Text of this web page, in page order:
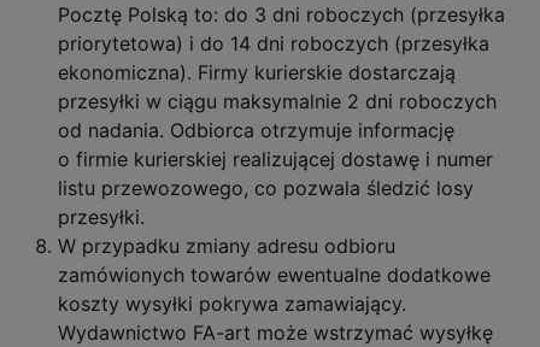
Pocztę Polską to: do 3 dni roboczych (przesyłka
priorytetowa) i do 14 dni roboczych (przesyłka
ekonomiczna). Firmy kurierskie dostarczają
przesyłki w ciągu maksymalnie 2 dni roboczych
od nadania. Odbiorca otrzymuje informację
o firmie kurierskiej realizującej dostawę i numer
listu przewozowego, co pozwala śledzić losy
przesyłki.
W przypadku zmiany adresu odbioru
zamówionych towarów ewentualne dodatkowe
koszty wysyłki pokrywa zamawiający.
Wydawnictwo FA-art może wstrzymać wysyłkę